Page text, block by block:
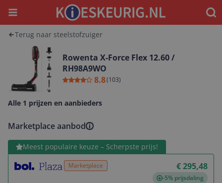
Menu
Terug naar steelstofzuiger
Rowenta X-Force Flex 12.60 /
RH98A9WO
8.8(103)
Alle 1 prijzen en aanbieders
Marketplace aanbod
Meest populaire keuze – Scherpste prijs!
Marketplace € 295,48
-5% prijsdaling
Bekijk product